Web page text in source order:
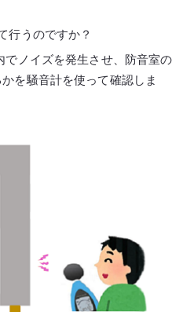
行うのですか？
でノイズを発生させ、防音室の
を騒音計を使って確認しま